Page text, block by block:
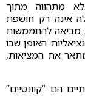
מתהווה מתוך
אינה רק חושפת
מביאה להתממשות
האופן שבו
את המציאות,
הם “קוונטיים”